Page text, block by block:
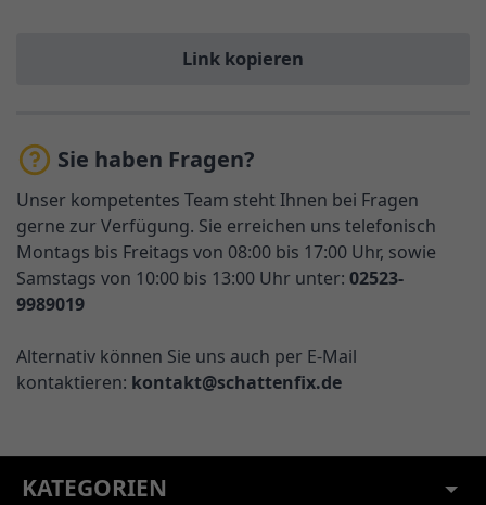
Link kopieren
Sie haben Fragen?
Unser kompetentes Team steht Ihnen bei Fragen
gerne zur Verfügung. Sie erreichen uns telefonisch
Montags bis Freitags von 08:00 bis 17:00 Uhr, sowie
Samstags von 10:00 bis 13:00 Uhr unter: 02523-
9989019
Alternativ können Sie uns auch per E-Mail
kontaktieren: kontakt@schattenfix.de
KATEGORIEN